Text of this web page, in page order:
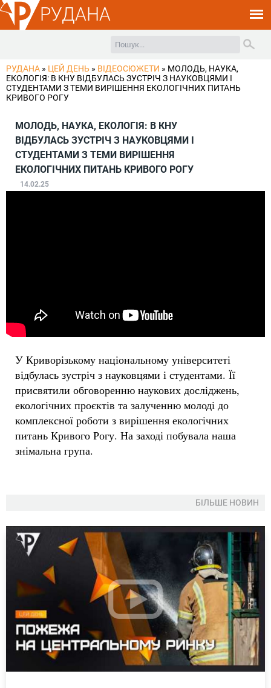
РУДАНА
РУДАНА » ЦЕЙ ДЕНЬ » ВІДЕОСЮЖЕТИ » МОЛОДЬ, НАУКА,
ЕКОЛОГІЯ: В КНУ ВІДБУЛАСЬ ЗУСТРІЧ З НАУКОВЦЯМИ І
СТУДЕНТАМИ З ТЕМИ ВИРІШЕННЯ ЕКОЛОГІЧНИХ ПИТАНЬ
КРИВОГО РОГУ
МОЛОДЬ, НАУКА, ЕКОЛОГІЯ: В КНУ
ВІДБУЛАСЬ ЗУСТРІЧ З НАУКОВЦЯМИ І
СТУДЕНТАМИ З ТЕМИ ВИРІШЕННЯ
ЕКОЛОГІЧНИХ ПИТАНЬ КРИВОГО РОГУ
14.02.25
У Криворізькому національному університеті
відбулась зустріч з науковцями і студентами. Її
присвятили обговоренню наукових досліджень,
екологічних проєктів та залученню молоді до
комплексної роботи з вирішення екологічних
питань Кривого Рогу. На заході побувала наша
знімальна група.
БІЛЬШЕ НОВИН